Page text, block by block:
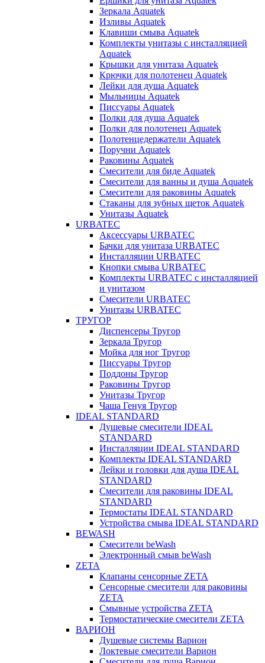
Зеркала Aquatek
Изливы Aquatek
Клавиши смыва Aquatek
Комплекты унитазы с инсталляцией
Aquatek
Крышки для унитаза Aquatek
Крючки для полотенец Aquatek
Лейки для душа Aquatek
Мыльницы Aquatek
Писсуары Aquatek
Полки для душа Aquatek
Полки для полотенец Aquatek
Полотенцедержатели Aquatek
Поручни Aquatek
Раковины Aquatek
Смесители для биде Aquatek
Смесители для ванны и душа Aquatek
Смесители для раковины Aquatek
Стаканы для зубных щеток Aquatek
Унитазы Aquatek
URBATEC
Аксессуары URBATEC
Бачки для унитаза URBATEC
Инсталляции URBATEC
Кнопки смыва URBATEC
Комплекты URBATEC с инсталляцией
и унитазом
Смесители URBATEC
Унитазы URBATEC
ТРУГОР
Диспенсеры Тругор
Зеркала Тругор
Мойка для ног Тругор
Писсуары Тругор
Поддоны Тругор
Раковины Тругор
Унитазы Тругор
Чаша Генуя Тругор
IDEAL STANDARD
Душевые смесители IDEAL
STANDARD
Инсталляции IDEAL STANDARD
Комплекты IDEAL STANDARD
Лейки и головки для душа IDEAL
STANDARD
Смесители для раковины IDEAL
STANDARD
Термостаты IDEAL STANDARD
Устройства смыва IDEAL STANDARD
BEWASH
Смесители beWash
Электронный смыв beWash
ZETA
Клапаны сенсорные ZETA
Сенсорные смесители для раковины
ZETA
Смывные устройства ZETA
Термостатические смесители ZETA
ВАРИОН
Душевые системы Варион
Локтевые смесители Варион